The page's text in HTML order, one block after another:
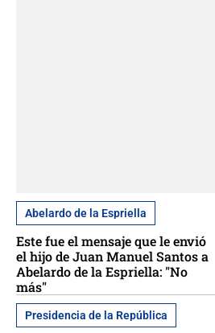
Abelardo de la Espriella
Este fue el mensaje que le envió
el hijo de Juan Manuel Santos a
Abelardo de la Espriella: "No
más"
Presidencia de la República